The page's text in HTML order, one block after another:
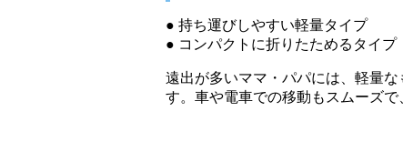
● 持ち運びしやすい軽量タイプ
● コンパクトに折りたためるタイプ
遠出が多いママ・パパには、軽量
す。車や電車での移動もスムーズで